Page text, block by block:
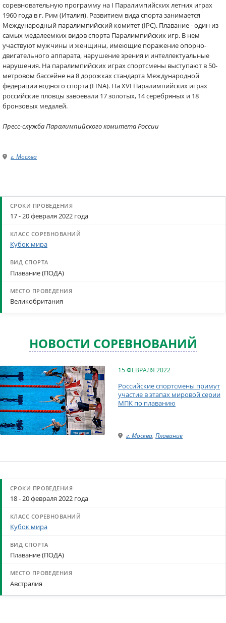
соревновательную программу на I Паралимпийских летних играх
1960 года в г. Рим (Италия). Развитием вида спорта занимается
Международный паралимпийский комитет (IPC). Плавание - один из
самых медалеемких видов спорта Паралимпийских игр. В нем
участвуют мужчины и женщины, имеющие поражение опорно-
двигательного аппарата, нарушение зрения и интеллектуальные
нарушения. На паралимпийских играх спортсмены выступают в 50-
метровом бассейне на 8 дорожках стандарта Международной
федерации водного спорта (FINA). На XVI Паралимпийских играх
российские пловцы завоевали 17 золотых, 14 серебряных и 18
бронзовых медалей.
Пресс-служба Паралимпийского комитета России
г. Москва
17 - 20 февраля 2022 года
Кубок мира
Плавание (ПОДА)
Великобритания
НОВОСТИ СОРЕВНОВАНИЙ
15 ФЕВРАЛЯ 2022
Российские спортсмены примут
участие в этапах мировой серии
МПК по плаванию
г. Москва, Плавание
18 - 20 февраля 2022 года
Кубок мира
Плавание (ПОДА)
Австралия